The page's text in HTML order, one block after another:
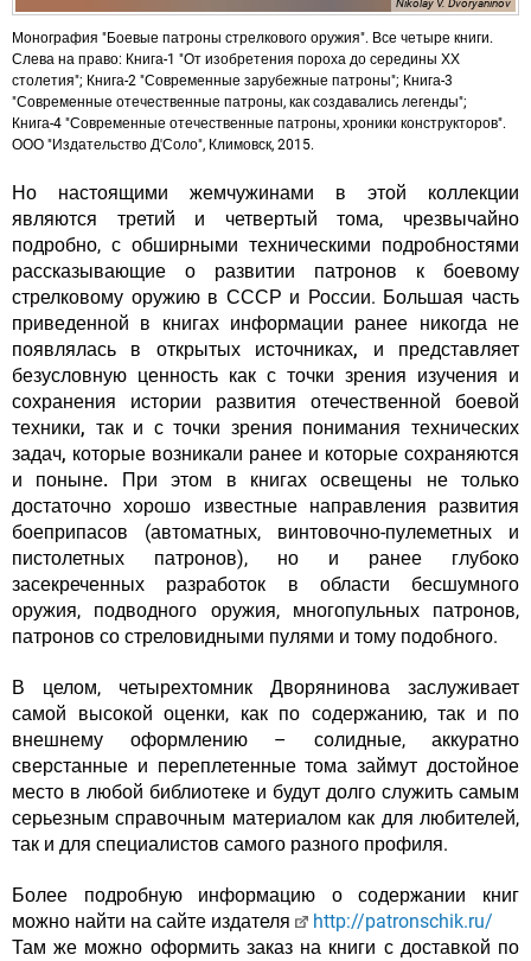
Nikolay V. Dvoryaninov
Монография "Боевые патроны стрелкового оружия". Все четыре книги.
Слева на право: Книга-1 "От изобретения пороха до середины ХХ
столетия"; Книга-2 "Современные зарубежные патроны"; Книга-3
"Современные отечественные патроны, как создавались легенды";
Книга-4 "Современные отечественные патроны, хроники конструкторов".
ООО "Издательство Д'Соло", Климовск, 2015.
Но настоящими жемчужинами в этой коллекции
являются третий и четвертый тома, чрезвычайно
подробно, с обширными техническими подробностями
рассказывающие о развитии патронов к боевому
стрелковому оружию в СССР и России. Большая часть
приведенной в книгах информации ранее никогда не
появлялась в открытых источниках, и представляет
безусловную ценность как с точки зрения изучения и
сохранения истории развития отечественной боевой
техники, так и с точки зрения понимания технических
задач, которые возникали ранее и которые сохраняются
и поныне. При этом в книгах освещены не только
достаточно хорошо известные направления развития
боеприпасов (автоматных, винтовочно-пулеметных и
пистолетных патронов), но и ранее глубоко
засекреченных разработок в области бесшумного
оружия, подводного оружия, многопульных патронов,
патронов со стреловидными пулями и тому подобного.
В целом, четырехтомник Дворянинова заслуживает
самой высокой оценки, как по содержанию, так и по
внешнему оформлению – солидные, аккуратно
сверстанные и переплетенные тома займут достойное
место в любой библиотеке и будут долго служить самым
серьезным справочным материалом как для любителей,
так и для специалистов самого разного профиля.
Более подробную информацию о содержании книг
можно найти на сайте издателя
http://patronschik.ru/
Там же можно оформить заказ на книги с доставкой по